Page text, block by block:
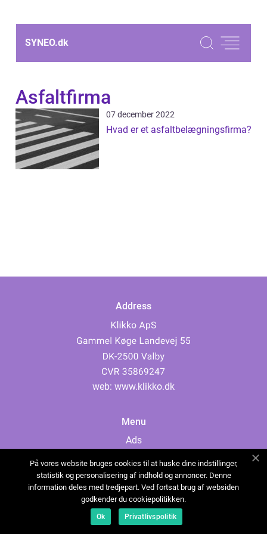
SYNEO.dk
Asfaltfirma
07 december 2022
Hvad er et asfaltbelægningsfirma?
Address
web: www.klikko.dk
Menu
Ads
Cookies
Contact
Sitemap
På vores website bruges cookies til at huske dine indstillinger,
statistik og personalisering af indhold og annoncer. Denne
information deles med tredjepart. Ved fortsat brug af websiden
godkender du cookiepolitikken.
Ok Privatlivspolitik